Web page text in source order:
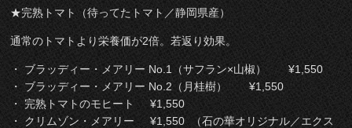
★完熟トマト（待ってたトマト／静岡県産）
通常のトマトより栄養価が2倍。若返り効果。
・ ブラッディー・メアリー No.1（サフラン×山椒） ¥1,550
・ ブラッディー・メアリー No.2（月桂樹） ¥1,550
・ 完熟トマトのモヒート ¥1,550
・ クリムゾン・メアリー ¥1,550 （石の華オリジナル／エクス